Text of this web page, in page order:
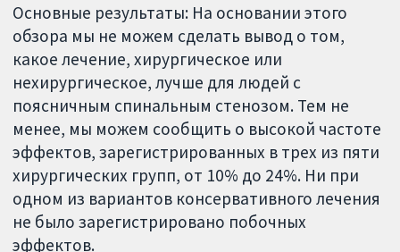
Основные результаты: На основании этого
обзора мы не можем сделать вывод о том,
какое лечение, хирургическое или
нехирургическое, лучше для людей с
поясничным спинальным стенозом. Тем не
менее, мы можем сообщить о высокой частоте
эффектов, зарегистрированных в трех из пяти
хирургических групп, от 10% до 24%. Ни при
одном из вариантов консервативного лечения
не было зарегистрировано побочных
эффектов.